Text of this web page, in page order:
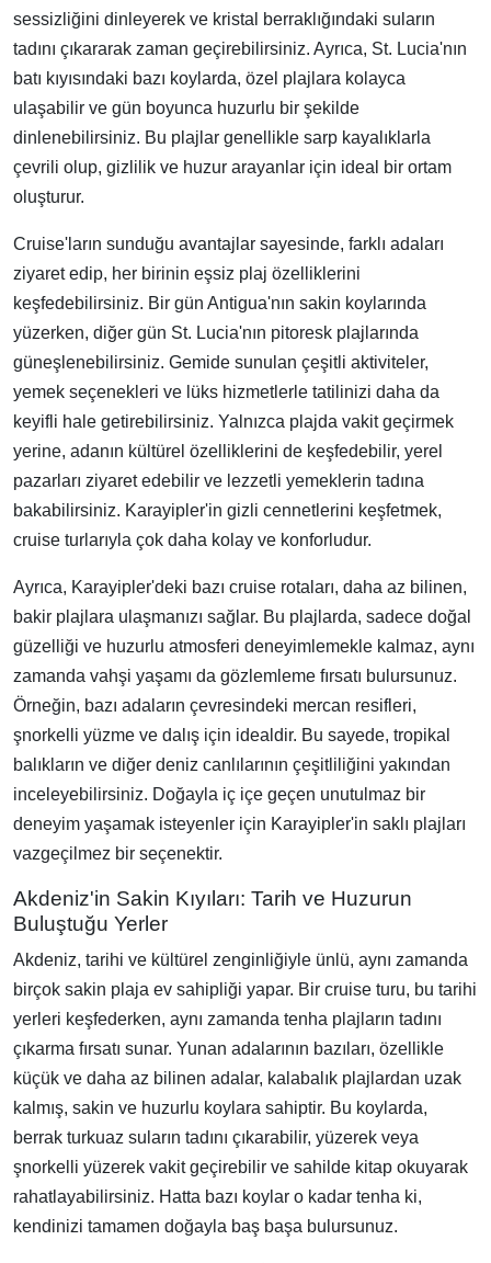
sessizliğini dinleyerek ve kristal berraklığındaki suların
tadını çıkararak zaman geçirebilirsiniz. Ayrıca, St. Lucia'nın
batı kıyısındaki bazı koylarda, özel plajlara kolayca
ulaşabilir ve gün boyunca huzurlu bir şekilde
dinlenebilirsiniz. Bu plajlar genellikle sarp kayalıklarla
çevrili olup, gizlilik ve huzur arayanlar için ideal bir ortam
oluşturur.
Cruise'ların sunduğu avantajlar sayesinde, farklı adaları
ziyaret edip, her birinin eşsiz plaj özelliklerini
keşfedebilirsiniz. Bir gün Antigua'nın sakin koylarında
yüzerken, diğer gün St. Lucia'nın pitoresk plajlarında
güneşlenebilirsiniz. Gemide sunulan çeşitli aktiviteler,
yemek seçenekleri ve lüks hizmetlerle tatilinizi daha da
keyifli hale getirebilirsiniz. Yalnızca plajda vakit geçirmek
yerine, adanın kültürel özelliklerini de keşfedebilir, yerel
pazarları ziyaret edebilir ve lezzetli yemeklerin tadına
bakabilirsiniz. Karayipler'in gizli cennetlerini keşfetmek,
cruise turlarıyla çok daha kolay ve konforludur.
Ayrıca, Karayipler'deki bazı cruise rotaları, daha az bilinen,
bakir plajlara ulaşmanızı sağlar. Bu plajlarda, sadece doğal
güzelliği ve huzurlu atmosferi deneyimlemekle kalmaz, aynı
zamanda vahşi yaşamı da gözlemleme fırsatı bulursunuz.
Örneğin, bazı adaların çevresindeki mercan resifleri,
şnorkelli yüzme ve dalış için idealdir. Bu sayede, tropikal
balıkların ve diğer deniz canlılarının çeşitliliğini yakından
inceleyebilirsiniz. Doğayla iç içe geçen unutulmaz bir
deneyim yaşamak isteyenler için Karayipler'in saklı plajları
vazgeçilmez bir seçenektir.
Akdeniz'in Sakin Kıyıları: Tarih ve Huzurun
Buluştuğu Yerler
Akdeniz, tarihi ve kültürel zenginliğiyle ünlü, aynı zamanda
birçok sakin plaja ev sahipliği yapar. Bir cruise turu, bu tarihi
yerleri keşfederken, aynı zamanda tenha plajların tadını
çıkarma fırsatı sunar. Yunan adalarının bazıları, özellikle
küçük ve daha az bilinen adalar, kalabalık plajlardan uzak
kalmış, sakin ve huzurlu koylara sahiptir. Bu koylarda,
berrak turkuaz suların tadını çıkarabilir, yüzerek veya
şnorkelli yüzerek vakit geçirebilir ve sahilde kitap okuyarak
rahatlayabilirsiniz. Hatta bazı koylar o kadar tenha ki,
kendinizi tamamen doğayla baş başa bulursunuz.